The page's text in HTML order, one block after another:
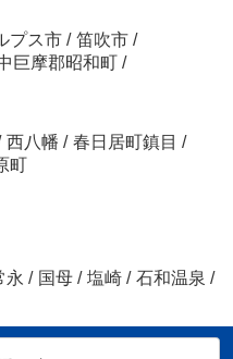
プス市 / 笛吹市 /
巨摩郡昭和町 /
西八幡 / 春日居町鎮目 /
町
永 / 国母 / 塩崎 / 石和温泉 /